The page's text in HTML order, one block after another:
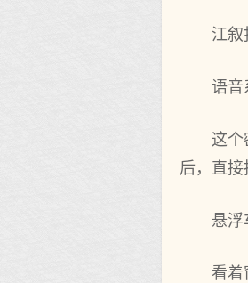
江叙
语音
这个
后，直
悬浮
看着